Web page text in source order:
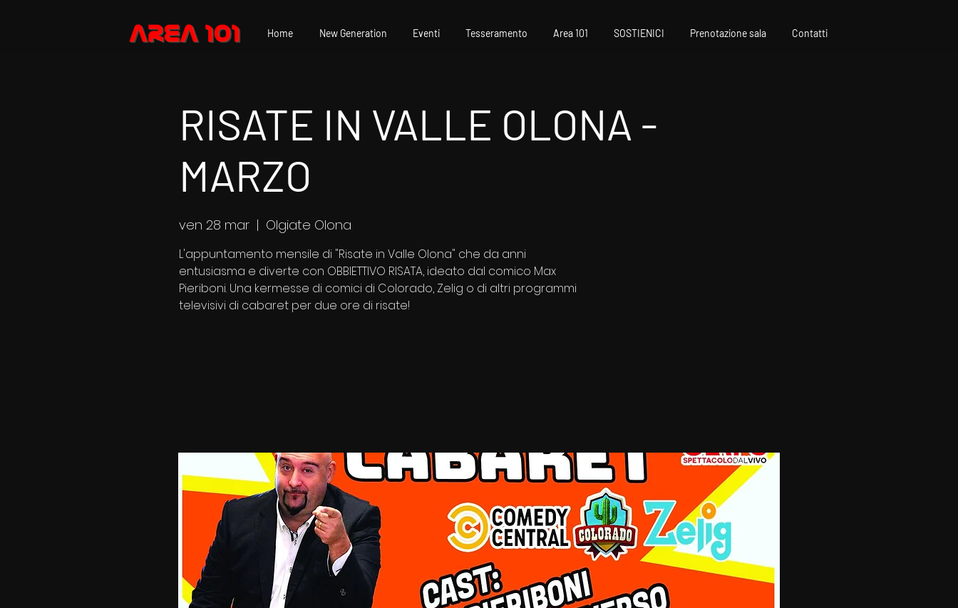
Home New Generation Eventi Tesseramento Area 101 SOSTIENICI Prenotazione sala Contatti
RISATE IN VALLE OLONA -
MARZO
ven 28 mar
  |
Olgiate Olona
L'appuntamento mensile di "Risate in Valle Olona" che da anni
entusiasma e diverte con OBBIETTIVO RISATA, ideato dal comico Max
Pieriboni. Una kermesse di comici di Colorado, Zelig o di altri programmi
televisivi di cabaret per due ore di risate!